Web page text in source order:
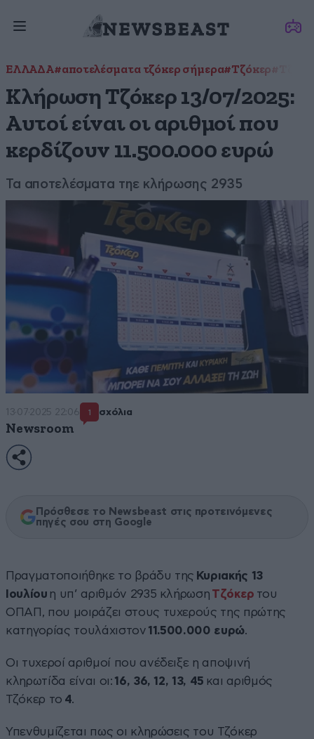
ΕΛΛΑΔΑ#αποτελέσματα τζόκερ σήμερα#Τζόκερ
Κλήρωση Τζόκερ 13/07/2025:
Αυτοί είναι οι αριθμοί που
κερδίζουν 11.500.000 ευρώ
Τα αποτελέσματα τηε κλήρωσης 2935
13·07·2025 22:06 1 σχόλια
Newsroom
Πρόσθεσε το Newsbeast στις προτεινόμενες
πηγές σου στη Google
Πραγματοποιήθηκε το βράδυ της Κυριακής 13
Ιουλίου η υπ’ αριθμόν 2935 κλήρωση Τζόκερ του
ΟΠΑΠ, που μοιράζει στους τυχερούς της πρώτης
κατηγορίας τουλάχιστον 11.500.000 ευρώ.
Οι τυχεροί αριθμοί που ανέδειξε η αποψινή
κληρωτίδα είναι οι: 16, 36, 12, 13, 45 και αριθμός
Τζόκερ το 4.
Υπενθυμίζεται πως οι κληρώσεις του Τζόκερ